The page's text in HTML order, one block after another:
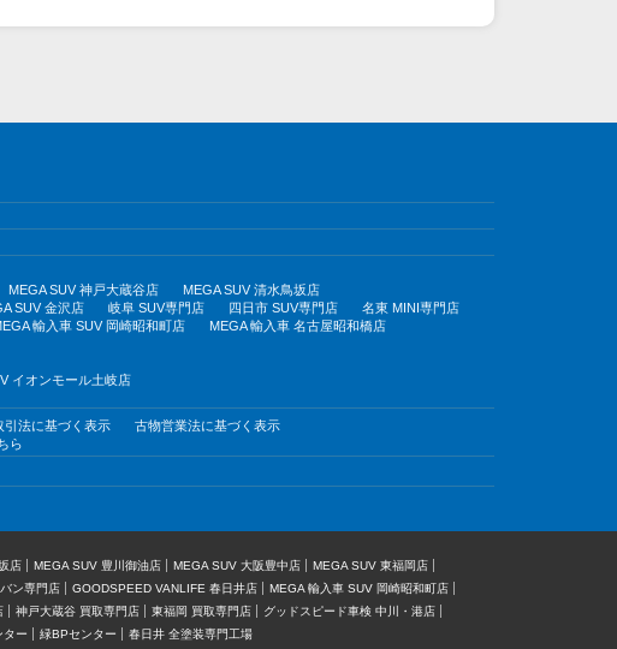
MEGA SUV 神戸大蔵谷店
MEGA SUV 清水鳥坂店
SUV 金沢店 岐阜 SUV専門店 四日市 SUV専門店
名東 MINI専門店
輸入車 SUV 岡崎昭和町店
MEGA 輸入車 名古屋昭和橋店
イオンモール土岐店
引法に基づく表示
古物営業法に基づく表示
ら
店 MEGA SUV 豊川御油店 MEGA SUV 大阪豊中店
MEGA SUV 東福岡店
ン専門店 GOODSPEED VANLIFE 春日井店
MEGA 輸入車 SUV 岡崎昭和町店
神戸大蔵谷 買取専門店 東福岡 買取専門店
グッドスピード車検 中川・港店
ター 緑BPセンター 春日井 全塗装専門工場